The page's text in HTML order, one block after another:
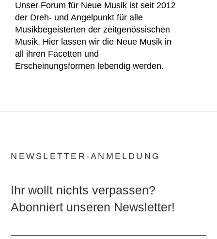
Unser Forum für Neue Musik ist seit 2012
der Dreh- und Angelpunkt für alle
Musikbegeisterten der zeitgenössischen
Musik. Hier lassen wir die Neue Musik in
all ihren Facetten und
Erscheinungsformen lebendig werden.
NEWSLETTER-ANMELDUNG
Ihr wollt nichts verpassen?
Abonniert unseren Newsletter!